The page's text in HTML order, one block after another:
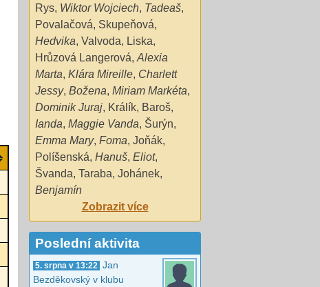
Rys, Wiktor Wojciech, Tadeaš,
Povalačová, Skupeňová,
Hedvika, Valvoda, Liska,
Hrůzová Langerová, Alexia
Marta, Klára Mireille, Charlett
Jessy, Božena, Miriam Markéta,
Dominik Juraj, Králík, Baroš,
Ianda, Maggie Vanda, Šurýn,
Emma Mary, Foma, Joňák,
Políšenská, Hanuš, Eliot,
Švanda, Taraba, Johánek,
Benjamín
Zobrazit více
Poslední aktivita
5. srpna v 13:22
Jan
Bezděkovský v klubu